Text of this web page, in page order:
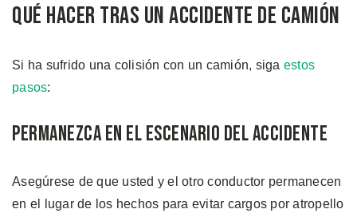
Qué Hacer Tras un Accidente de Camión
Si ha sufrido una colisión con un camión, siga estos
pasos:
Permanezca en el Escenario del Accidente
Asegúrese de que usted y el otro conductor permanecen
en el lugar de los hechos para evitar cargos por atropello